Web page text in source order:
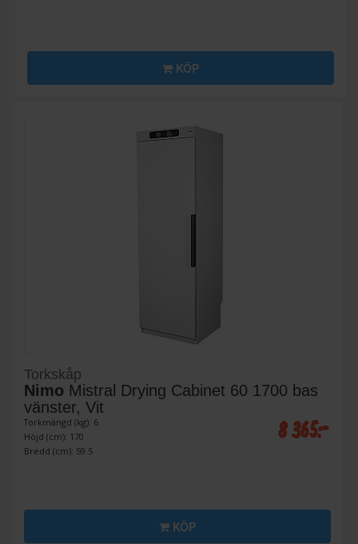
KÖP
Torkskåp
Nimo Mistral Drying Cabinet 60 1700 bas
vänster, Vit
Torkmängd (kg): 6
Höjd (cm): 170
Bredd (cm): 59.5
8 365:-
KÖP